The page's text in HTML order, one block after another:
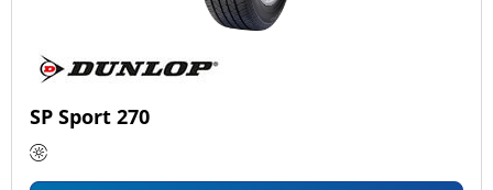
SP Sport 270